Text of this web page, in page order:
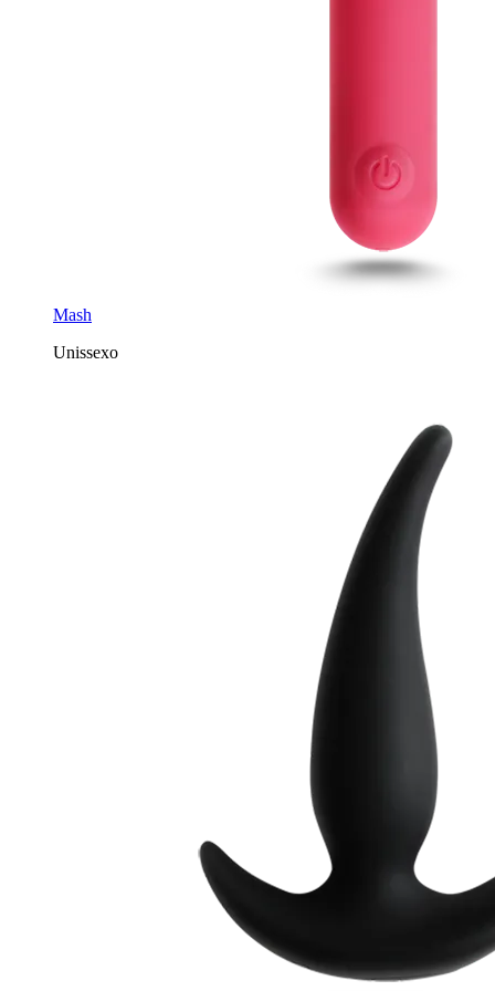
Mash
Unissexo